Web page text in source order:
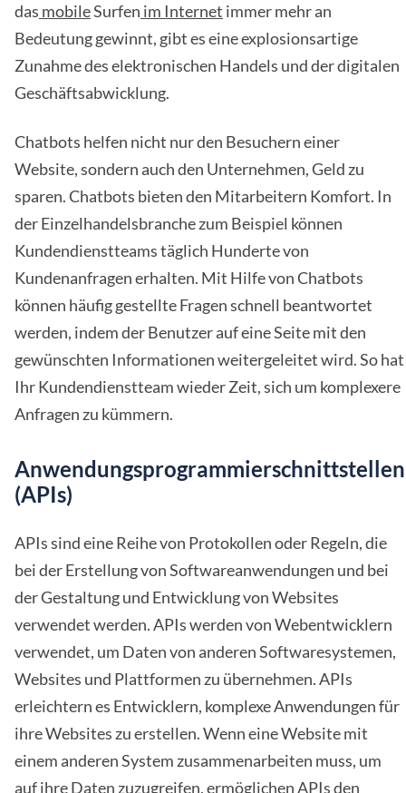
das mobileSurfen im Internet immer mehr an
Bedeutung gewinnt, gibt es eine explosionsartige
Zunahme des elektronischen Handels und der digitalen
Geschäftsabwicklung.
Chatbots helfen nicht nur den Besuchern einer
Website, sondern auch den Unternehmen, Geld zu
sparen. Chatbots bieten den Mitarbeitern Komfort. In
der Einzelhandelsbranche zum Beispiel können
Kundendienstteams täglich Hunderte von
Kundenanfragen erhalten. Mit Hilfe von Chatbots
können häufig gestellte Fragen schnell beantwortet
werden, indem der Benutzer auf eine Seite mit den
gewünschten Informationen weitergeleitet wird. So hat
Ihr Kundendienstteam wieder Zeit, sich um komplexere
Anfragen zu kümmern.
Anwendungsprogrammierschnittstellen
(APIs)
APIs sind eine Reihe von Protokollen oder Regeln, die
bei der Erstellung von Softwareanwendungen und bei
der Gestaltung und Entwicklung von Websites
verwendet werden. APIs werden von Webentwicklern
verwendet, um Daten von anderen Softwaresystemen,
Websites und Plattformen zu übernehmen. APIs
erleichtern es Entwicklern, komplexe Anwendungen für
ihre Websites zu erstellen. Wenn eine Website mit
einem anderen System zusammenarbeiten muss, um
auf ihre Daten zuzugreifen, ermöglichen APIs den